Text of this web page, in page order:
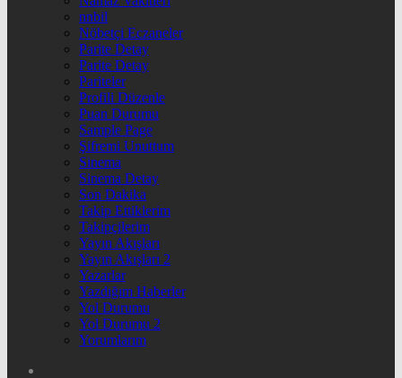
nnbil
Nöbetçi Eczaneler
Parite Detay
Parite Detay
Pariteler
Profili Düzenle
Puan Durumu
Sample Page
Şifremi Unuttum
Sinema
Sinema Detay
Son Dakika
Takip Ettiklerim
Takipçilerim
Yayın Akışları
Yayın Akışları 2
Yazarlar
Yazdığım Haberler
Yol Durumu
Yol Durumu 2
Yorumlarım